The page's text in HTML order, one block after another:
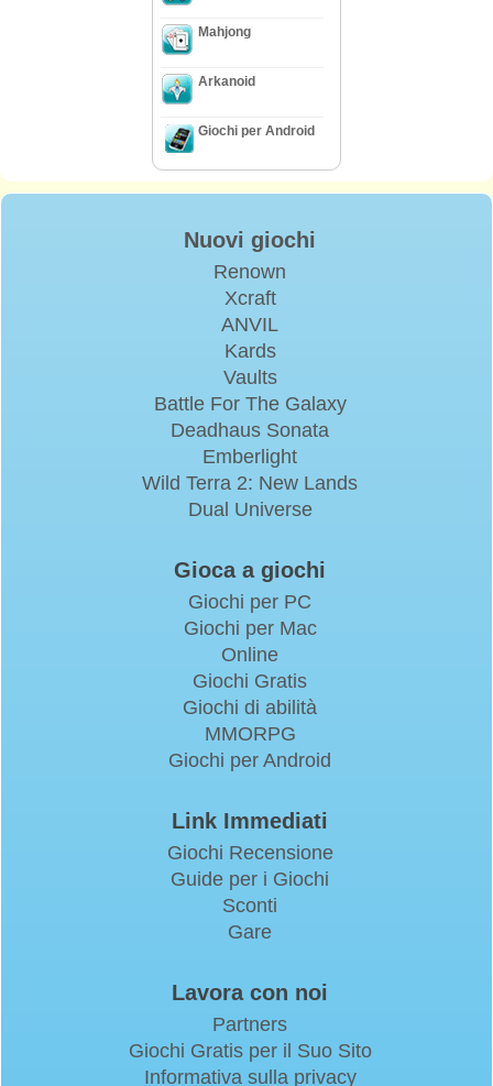
Mahjong
Arkanoid
Giochi per Android
Nuovi giochi
Renown
Xcraft
ANVIL
Kards
Vaults
Battle For The Galaxy
Deadhaus Sonata
Emberlight
Wild Terra 2: New Lands
Dual Universe
Gioca a giochi
Giochi per PC
Giochi per Mac
Online
Giochi Gratis
Giochi di abilità
MMORPG
Giochi per Android
Link Immediati
Giochi Recensione
Guide per i Giochi
Sconti
Gare
Lavora con noi
Partners
Giochi Gratis per il Suo Sito
Informativa sulla privacy